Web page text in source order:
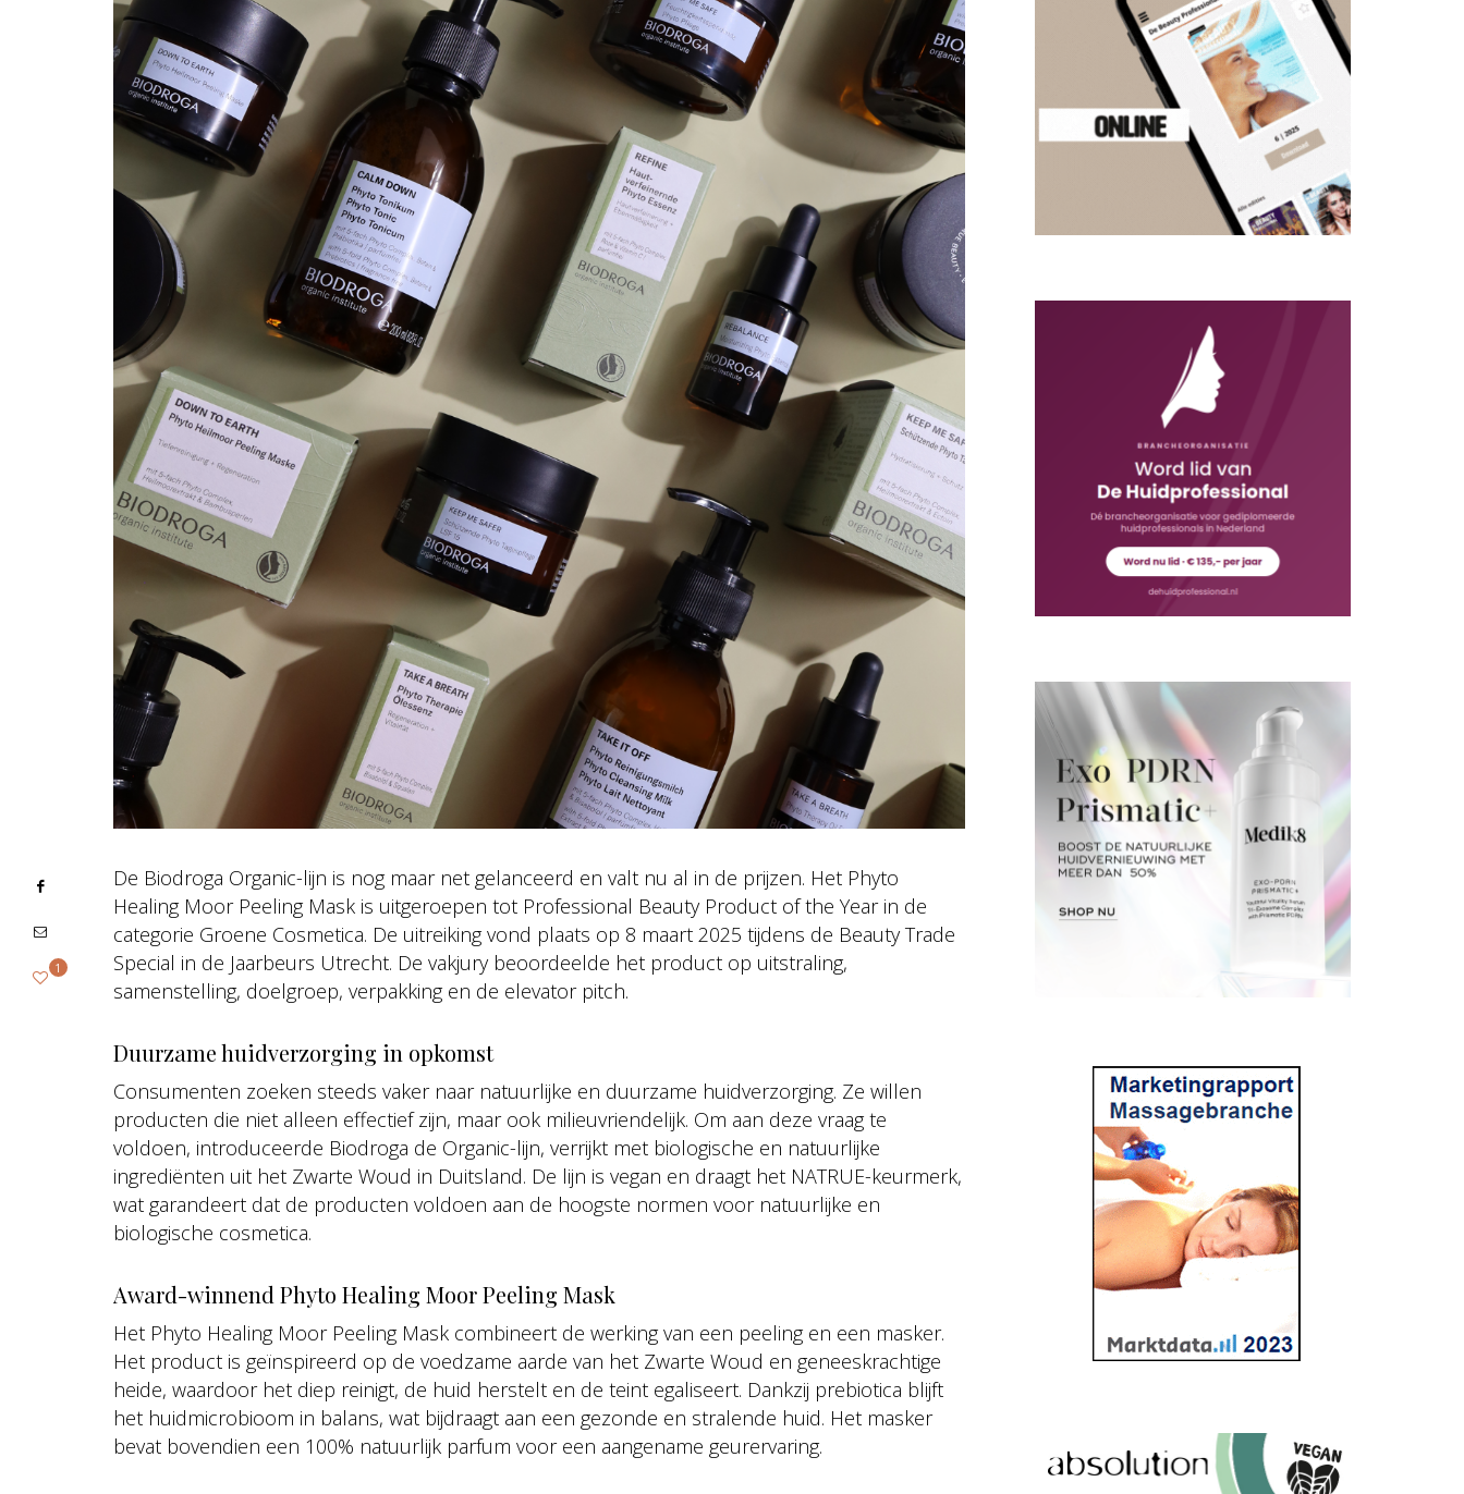
De Biodroga Organic-lijn is nog maar net gelanceerd en valt nu al in de prijzen. Het Phyto
Healing Moor Peeling Mask is uitgeroepen tot Professional Beauty Product of the Year in de
categorie Groene Cosmetica. De uitreiking vond plaats op 8 maart 2025 tijdens de Beauty Trade
Special in de Jaarbeurs Utrecht. De vakjury beoordeelde het product op uitstraling,
samenstelling, doelgroep, verpakking en de elevator pitch.
Duurzame huidverzorging in opkomst
Consumenten zoeken steeds vaker naar natuurlijke en duurzame huidverzorging. Ze willen
producten die niet alleen effectief zijn, maar ook milieuvriendelijk. Om aan deze vraag te
voldoen, introduceerde Biodroga de Organic-lijn, verrijkt met biologische en natuurlijke
ingrediënten uit het Zwarte Woud in Duitsland. De lijn is vegan en draagt het NATRUE-keurmerk,
wat garandeert dat de producten voldoen aan de hoogste normen voor natuurlijke en
biologische cosmetica.
Award-winnend Phyto Healing Moor Peeling Mask
Het Phyto Healing Moor Peeling Mask combineert de werking van een peeling en een masker.
Het product is geïnspireerd op de voedzame aarde van het Zwarte Woud en geneeskrachtige
heide, waardoor het diep reinigt, de huid herstelt en de teint egaliseert. Dankzij prebiotica blijft
het huidmicrobioom in balans, wat bijdraagt aan een gezonde en stralende huid. Het masker
bevat bovendien een 100% natuurlijk parfum voor een aangename geurervaring.
1